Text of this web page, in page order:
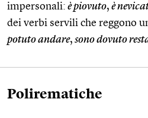
impersonali: è piovuto, è
dei verbi servili che reggono
potuto andare, sono dovuto
Polirematiche